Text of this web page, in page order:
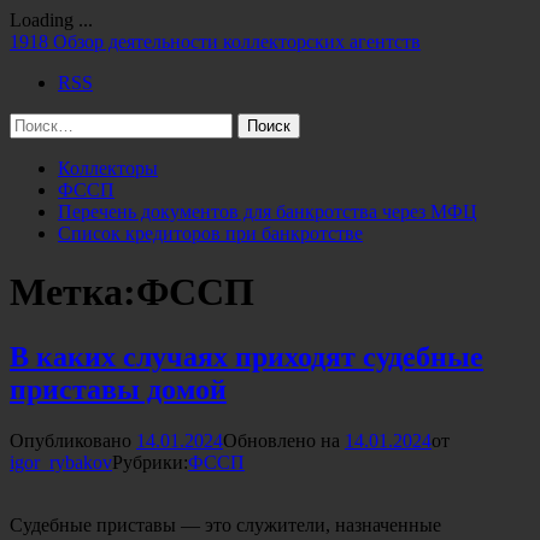
Loading ...
Перейти
содержимому
1918 Обзор деятельности коллекторских агентств
RSS
Найти:
Коллекторы
ФССП
Перечень документов для банкротства через МФЦ
Список кредиторов при банкротстве
Метка:ФССП
В каких случаях приходят судебные
приставы домой
Опубликовано 14.01.2024Обновлено на 14.01.2024от
igor_rybakovРубрики:ФССП
Судебные приставы — это служители, назначенные